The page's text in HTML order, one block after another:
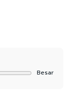
Besar